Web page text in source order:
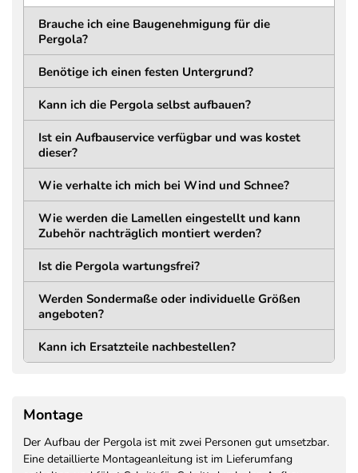
Pulverbeschichtet
HÖHE
WANDSTÄRKE
LÄNGE
160 mm (168 mm inkl.
Abdeckung) mm
160 mm (168 mm inkl.
Abdeckung) mm
STÄRKE
11 mm
LOCHABSTAND
134 mm
Trägerkonstruktion
Aluminium
75 mm
Lamellen
BREITE
34 mm
HÖHE
166 mm
Brauche ich eine Baugenehmigung für die
Pergola?
Benötige ich einen festen Untergrund?
Kann ich die Pergola selbst aufbauen?
Ist ein Aufbauservice verfügbar und was kostet
dieser?
Wie verhalte ich mich bei Wind und Schnee?
Wie werden die Lamellen eingestellt und kann
Zubehör nachträglich montiert werden?
Ist die Pergola wartungsfrei?
Werden Sondermaße oder individuelle Größen
angeboten?
Kann ich Ersatzteile nachbestellen?
Montage
Der Aufbau der Pergola ist mit zwei Personen gut umsetzbar.
Eine detaillierte Montageanleitung ist im Lieferumfang